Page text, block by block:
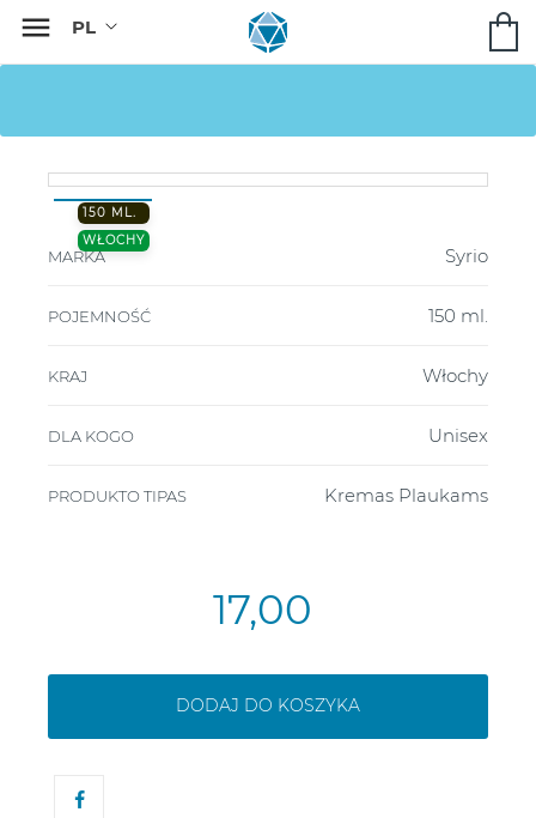

150 ML.
WŁOCHY
MARKA Syrio
POJEMNOŚĆ 150 ml.
KRAJ Włochy
DLA KOGO Unisex
PRODUKTO TIPAS Kremas Plaukams
17,00
DODAJ DO KOSZYKA